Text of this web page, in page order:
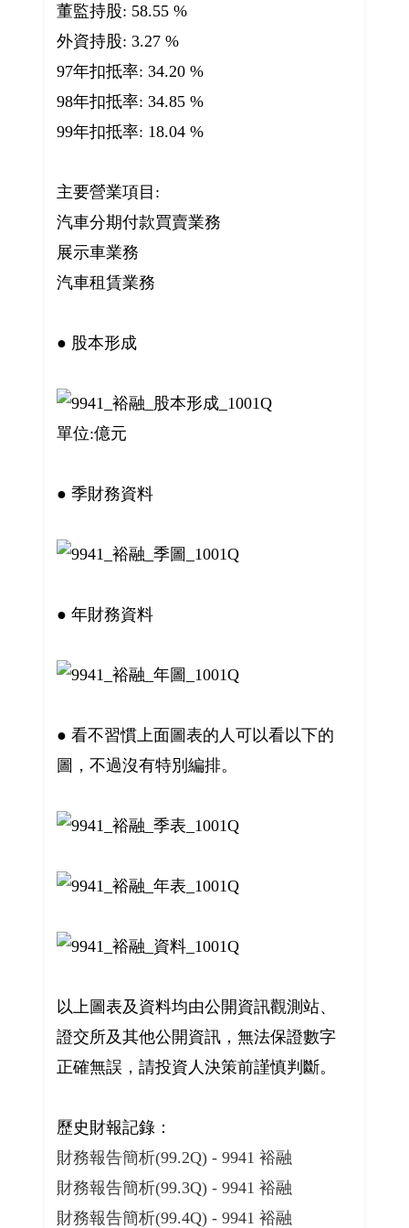
董監持股: 58.55 %
外資持股: 3.27 %
97年扣抵率: 34.20 %
98年扣抵率: 34.85 %
99年扣抵率: 18.04 %
主要營業項目:
汽車分期付款買賣業務
展示車業務
汽車租賃業務
● 股本形成
單位:億元
● 季財務資料
● 年財務資料
● 看不習慣上面圖表的人可以看以下的
圖，不過沒有特別編排。
以上圖表及資料均由公開資訊觀測站、
證交所及其他公開資訊，無法保證數字
正確無誤，請投資人決策前謹慎判斷。
歷史財報記錄：
財務報告簡析(99.2Q) - 9941 裕融
財務報告簡析(99.3Q) - 9941 裕融
財務報告簡析(99.4Q) - 9941 裕融